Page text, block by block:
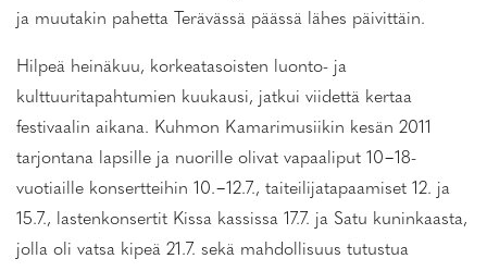
ja muutakin pahetta Terävässä päässä lähes päivittäin.
Hilpeä heinäkuu, korkeatasoisten luonto- ja
kulttuuritapahtumien kuukausi, jatkui viidettä kertaa
festivaalin aikana. Kuhmon Kamarimusiikin kesän 2011
tarjontana lapsille ja nuorille olivat vapaaliput 10−18-
vuotiaille konsertteihin 10.−12.7., taiteilijatapaamiset 12. ja
15.7., lastenkonsertit Kissa kassissa 17.7. ja Satu kuninkaasta,
jolla oli vatsa kipeä 21.7. sekä mahdollisuus tutustua